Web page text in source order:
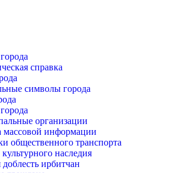
справка
символы города
организации
массовой информации
общественного транспорта
наследия
доблесть ирбитчан